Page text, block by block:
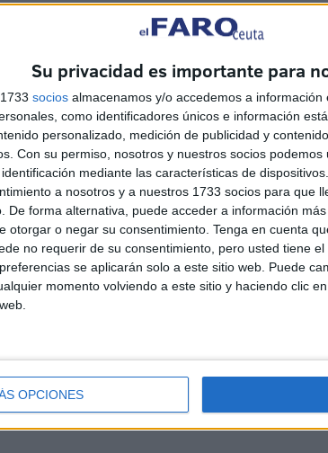
Su privacidad es importante para
socios almacenamos y/o accedemos a
como identificadores únicos e información
personalizado, medición de publicidad y
Con su permiso, nosotros y nuestros socios podemos
mediante las características de
a nosotros y a nuestros 1733 socios para que
De forma alternativa, puede acceder a información
otorgar o negar su consentimiento. Tenga en cuenta
no requerir de su consentimiento, pero usted tiene
se aplicarán solo a este sitio web. Puede
momento volviendo a este sitio y haciendo clic
OPCIONES
desde el área de Presidencia y Gobernación,
ha dado a conocer al Estado el sobrecoste
lo que tenemos invertido, ahora mismo no tengo
la cantidad. En estos momentos con una